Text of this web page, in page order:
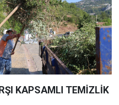
KAPSAMLI TEMİZLİK